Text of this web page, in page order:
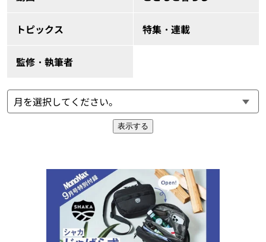
トピックス 特集・連載
監修・執筆者
表示する